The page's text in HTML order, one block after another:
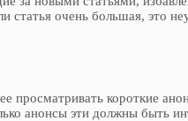
статья очень большая, это
просматривать короткие
анонсы эти должны быть